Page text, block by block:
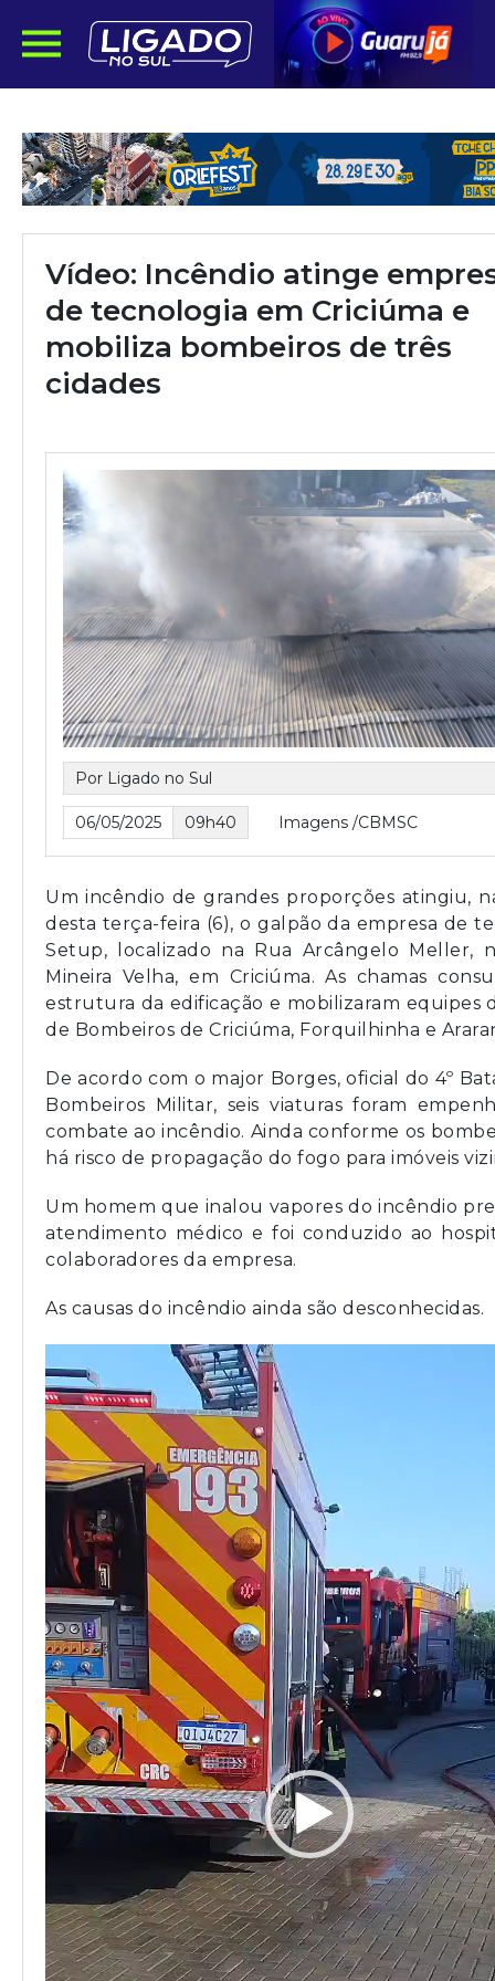
Vídeo: Incêndio atinge
de tecnologia em Criciúma e
mobiliza bombeiros de três
cidades
Por Ligado no Sul
06/05/2025 09h40 Imagens /CBMSC
Um incêndio de grandes proporções atingiu,
desta terça-feira (6), o galpão da empresa de
Setup, localizado na Rua Arcângelo Meller,
Mineira Velha, em Criciúma. As chamas
estrutura da edificação e mobilizaram equipes
de Bombeiros de Criciúma, Forquilhinha e
De acordo com o major Borges, oficial do 4º
Bombeiros Militar, seis viaturas foram
combate ao incêndio. Ainda conforme os
há risco de propagação do fogo para imóveis
Um homem que inalou vapores do incêndio
atendimento médico e foi conduzido ao
colaboradores da empresa.
As causas do incêndio ainda são desconhecidas.
de
vídeo